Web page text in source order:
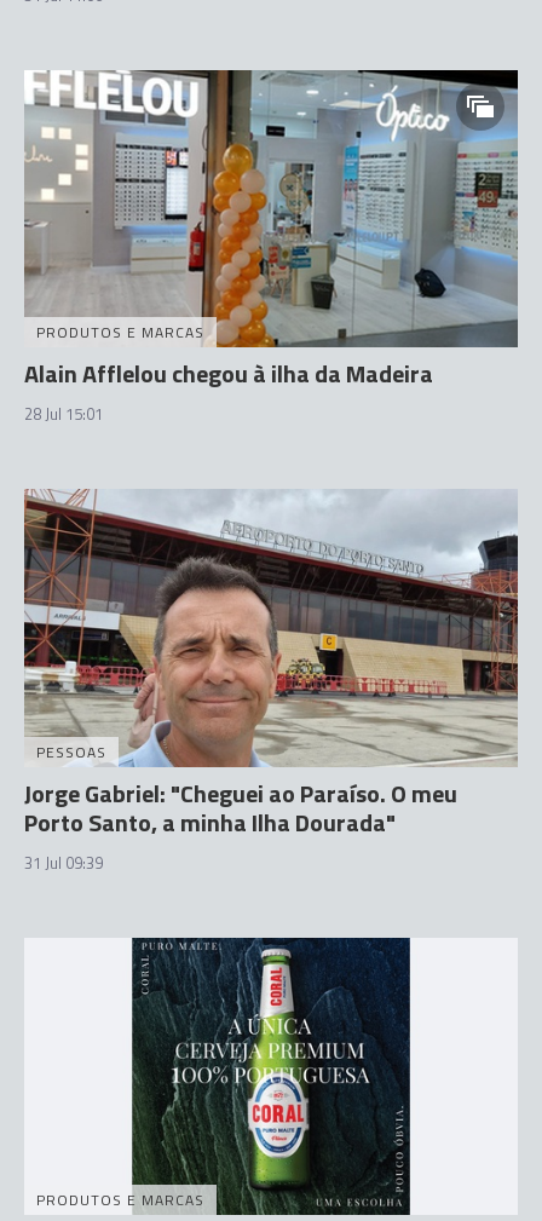
PRODUTOS E MARCAS
Alain Afflelou chegou à ilha da Madeira
28 Jul 15:01
PESSOAS
Jorge Gabriel: "Cheguei ao Paraíso. O meu
Porto Santo, a minha Ilha Dourada"
31 Jul 09:39
PRODUTOS E MARCAS